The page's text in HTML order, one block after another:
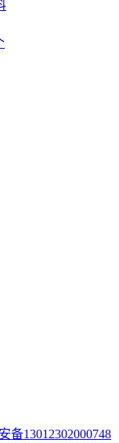
备13012302000748